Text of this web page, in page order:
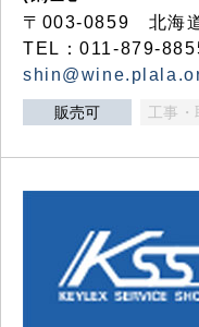
〒003-0859 北海
TEL：011-879-
販売可 工事・